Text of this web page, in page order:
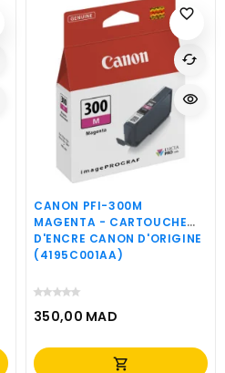
favorite_border
CANON PFI-300M
MAGENTA - CARTOUCHE
D'ENCRE CANON D'ORIGINE
(4195C001AA)
350,00 MAD
Prix
shopping_cart
cached
visibility